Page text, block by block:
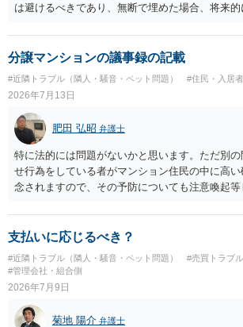
は避けるべきであり、無断で埋めた場合、将来
上、自分のペットの遺骨を埋める行為自体は墓
棄には該当しないため、犯罪になるわけではあ
物の所有者は質問者様であっても、土地の所有
ります。そのため、地主に無断でお骨を埋める行
を侵害する行為や、借地人としての善管注意義務
能性が高いのが私見です。 どうしてもお近くで
事前に地主へ相談して許可を得るか、土地に直接
植え等で供養する「プランター葬」や、ペット霊
されるのが確実かと思います。
分譲マンションの議事録の記載
#近隣トラブル（隣人・騒音・ペット問題） #住民・入居
2026年7月13日
肥田 弘昭 弁護士
特に法的には問題がないかと思います。ただ別
せ行為をしている者がマンション住民の中に高
念されますので、その予防についても注意喚起
支払いに応じるべき？
#近隣トラブル（隣人・騒音・ペット問題） #売買トラブル
#管理会社・組合側
2026年7月9日
菊地 陽介 弁護士